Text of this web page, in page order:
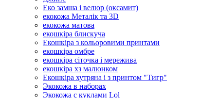
Еко замша і велюр (оксамит)
екокожа Металік та 3D
екокожа матова
екошкіра блискуча
Екошкіра з кольоровими принтами
екошкіра омбре
екошкіра сіточка і мережива
екошкіра хз малюнком
Екошкіра хутряна і з принтом "Тигр"
Экокожа в наборах
Экокожа с куклами Lol